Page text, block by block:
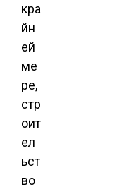
кра
йн
ей
ме
ре,
стр
оит
ел
ьст
во